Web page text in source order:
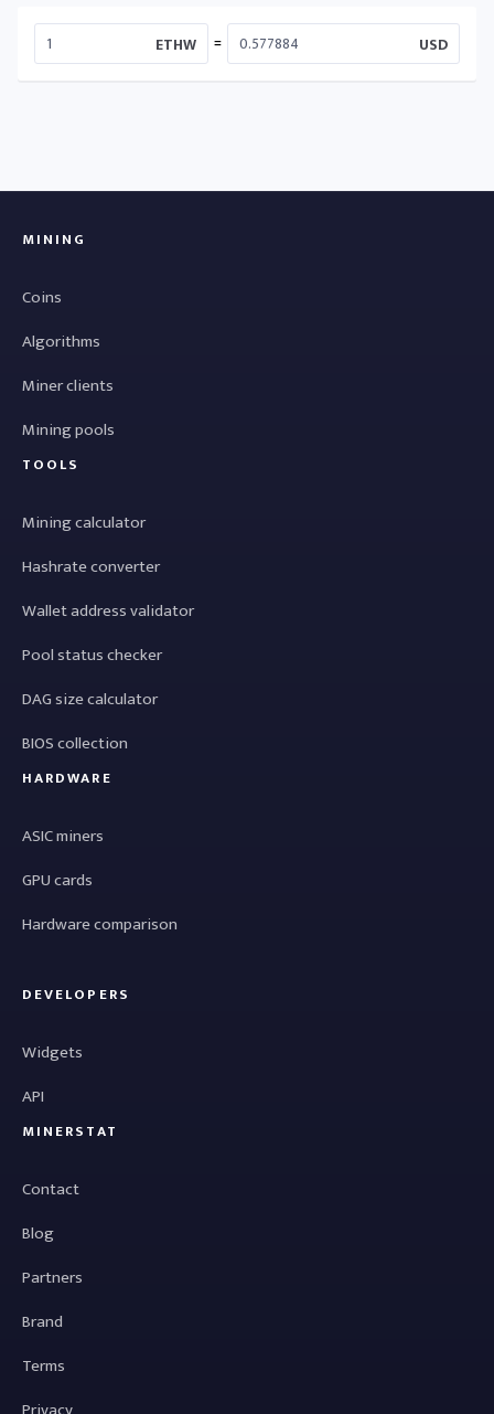
ETHW = USD
MINING
Coins
Algorithms
Miner clients
Mining pools
TOOLS
Mining calculator
Hashrate converter
Wallet address validator
Pool status checker
DAG size calculator
BIOS collection
HARDWARE
ASIC miners
GPU cards
Hardware comparison
DEVELOPERS
Widgets
API
MINERSTAT
Contact
Blog
Partners
Brand
Terms